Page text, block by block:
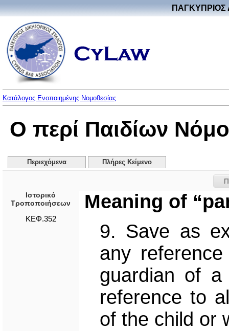
ΠΑΓΚΥΠΡΙΟΣ
Κατάλογος Ενοποιημένης Νομοθεσίας
Ο περί Παιδίων
Περιεχόμενα Πλήρες Κείμενο
Ιστορικό
Τροποποιήσεων
ΚΕΦ.352
Meaning of
9. Save as
any
guardian of
reference to
of the child or